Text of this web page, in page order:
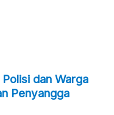
dan Warga
Penyangga